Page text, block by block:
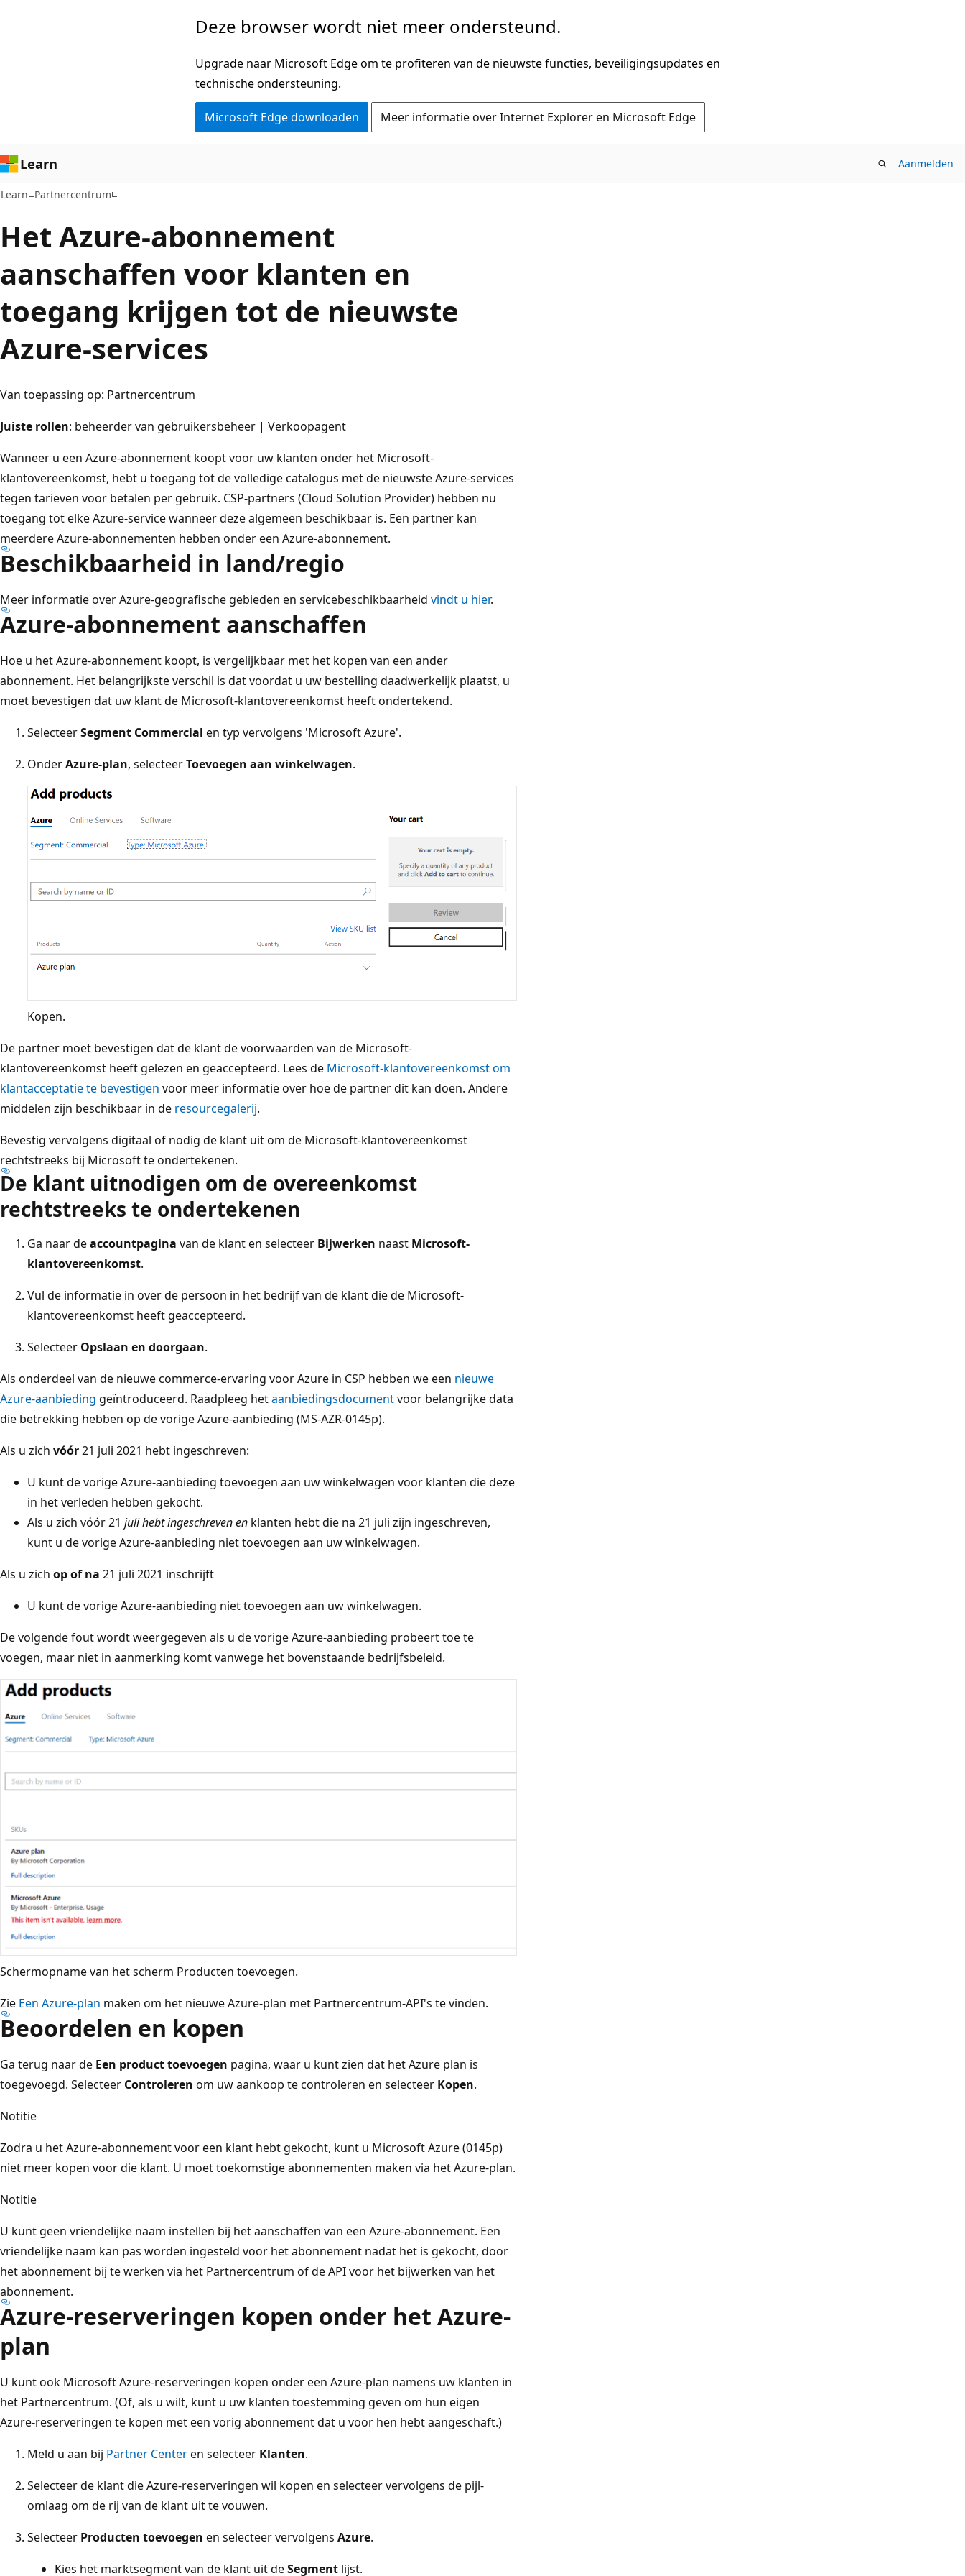
Deze browser wordt niet meer ondersteund.
Upgrade naar Microsoft Edge om te profiteren van de nieuwste functies, beveiligingsupdates en
technische ondersteuning.
Microsoft Edge downloaden Meer informatie over Internet Explorer en Microsoft Edge
Learn Aanmelden
Learn Partnercentrum
Het Azure-abonnement
aanschaffen voor klanten en
toegang krijgen tot de nieuwste
Azure-services
Van toepassing op: Partnercentrum
Juiste rollen: beheerder van gebruikersbeheer | Verkoopagent
Wanneer u een Azure-abonnement koopt voor uw klanten onder het Microsoft-
klantovereenkomst, hebt u toegang tot de volledige catalogus met de nieuwste Azure-services
tegen tarieven voor betalen per gebruik. CSP-partners (Cloud Solution Provider) hebben nu
toegang tot elke Azure-service wanneer deze algemeen beschikbaar is. Een partner kan
meerdere Azure-abonnementen hebben onder een Azure-abonnement.
Beschikbaarheid in land/regio
Meer informatie over Azure-geografische gebieden en servicebeschikbaarheid vindt u hier.
Azure-abonnement aanschaffen
Hoe u het Azure-abonnement koopt, is vergelijkbaar met het kopen van een ander
abonnement. Het belangrijkste verschil is dat voordat u uw bestelling daadwerkelijk plaatst, u
moet bevestigen dat uw klant de Microsoft-klantovereenkomst heeft ondertekend.
SelecteerSegment Commercial en typ vervolgens 'Microsoft Azure'.
OnderAzure-plan, selecteerToevoegen aan winkelwagen.
Kopen.
De partner moet bevestigen dat de klant de voorwaarden van de Microsoft-
klantovereenkomst heeft gelezen en geaccepteerd. Lees de Microsoft-klantovereenkomst om
klantacceptatie te bevestigen voor meer informatie over hoe de partner dit kan doen. Andere
middelen zijn beschikbaar in de resourcegalerij.
Bevestig vervolgens digitaal of nodig de klant uit om de Microsoft-klantovereenkomst
rechtstreeks bij Microsoft te ondertekenen.
De klant uitnodigen om de overeenkomst
rechtstreeks te ondertekenen
Ga naar deaccountpagina van de klant en selecteer Bijwerken naast Microsoft-
klantovereenkomst.
Vul de informatie in over de persoon in het bedrijf van de klant die de Microsoft-
klantovereenkomst heeft geaccepteerd.
Selecteer Opslaan en doorgaan.
Als onderdeel van de nieuwe commerce-ervaring voor Azure in CSP hebben we een nieuwe
Azure-aanbieding geïntroduceerd. Raadpleeg hetaanbiedingsdocumentvoor belangrijke data
die betrekking hebben op de vorige Azure-aanbieding (MS-AZR-0145p).
Als u zich vóór21 juli 2021 hebt ingeschreven:
U kunt de vorige Azure-aanbieding toevoegen aan uw winkelwagen voor klanten die deze
in het verleden hebben gekocht.
Als u zich vóór 21 juli hebt ingeschreven en klanten hebt die na 21 juli zijn ingeschreven,
kunt u de vorige Azure-aanbieding niet toevoegen aan uw winkelwagen.
Als u zich op of na 21 juli 2021 inschrijft
U kunt de vorige Azure-aanbieding niet toevoegen aan uw winkelwagen.
De volgende fout wordt weergegeven als u de vorige Azure-aanbieding probeert toe te
voegen, maar niet in aanmerking komt vanwege het bovenstaande bedrijfsbeleid.
Schermopname van het scherm Producten toevoegen.
Zie Een Azure-plan maken om het nieuwe Azure-plan met Partnercentrum-API's te vinden.
Beoordelen en kopen
Ga terug naar de Een product toevoegen pagina, waar u kunt zien dat het Azure plan is
toegevoegd. Selecteer Controleren om uw aankoop te controleren en selecteer Kopen.
Notitie
Zodra u het Azure-abonnement voor een klant hebt gekocht, kunt u Microsoft Azure (0145p)
niet meer kopen voor die klant. U moet toekomstige abonnementen maken via het Azure-plan.
Notitie
U kunt geen vriendelijke naam instellen bij het aanschaffen van een Azure-abonnement. Een
vriendelijke naam kan pas worden ingesteld voor het abonnement nadat het is gekocht, door
het abonnement bij te werken via het Partnercentrum of de API voor het bijwerken van het
abonnement.
Azure-reserveringen kopen onder het Azure-
plan
U kunt ook Microsoft Azure-reserveringen kopen onder een Azure-plan namens uw klanten in
het Partnercentrum. (Of, als u wilt, kunt u uw klanten toestemming geven om hun eigen
Azure-reserveringen te kopen met een vorig abonnement dat u voor hen hebt aangeschaft.)
Meld u aan bij Partner Centeren selecteer Klanten.
Selecteer de klant die Azure-reserveringen wil kopen en selecteer vervolgens de pijl-
omlaag om de rij van de klant uit te vouwen.
Selecteer Producten toevoegen en selecteer vervolgens Azure.
Kies het marktsegment van de klant uit deSegment lijst.